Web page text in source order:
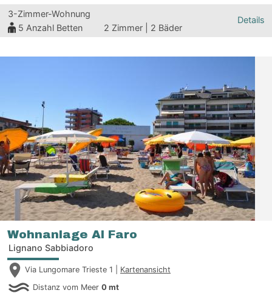
3-Zimmer-Wohnung
5 Anzahl Betten 2 Zimmer | 2 Bäder
Details
Wohnanlage Al Faro
Lignano Sabbiadoro
Via Lungomare Trieste 1 | Kartenansicht
Distanz vom Meer 0 mt